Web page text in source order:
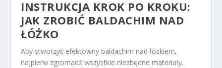
INSTRUKCJA KROK PO KROKU:
JAK ZROBIĆ BALDACHIM NAD
ŁÓŻKO
Aby stworzyć efektowny baldachim nad łóżkiem,
najpierw zgromadź wszystkie niezbędne materiały.